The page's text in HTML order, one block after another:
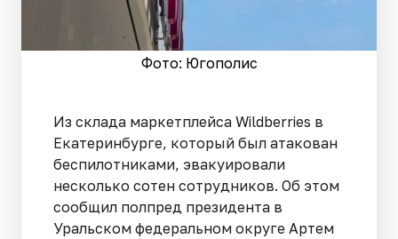
Фото: Югополис
Из склада маркетплейса Wildberries в
Екатеринбурге, который был атакован
беспилотниками, эвакуировали
несколько сотен сотрудников. Об этом
сообщил полпред президента в
Уральском федеральном округе Артем